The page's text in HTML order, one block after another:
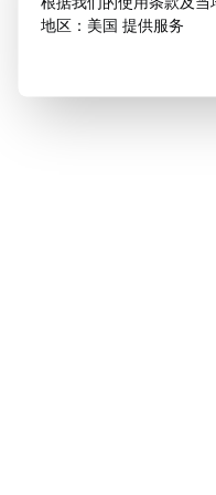
地区：美国 提供服务